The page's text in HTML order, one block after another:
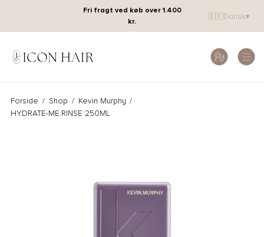
🇩🇰Dansk▾
Fri fragt ved køb over 1.400
kr.
Forside / Shop / Kevin Murphy /
HYDRATE-ME.RINSE 250ML